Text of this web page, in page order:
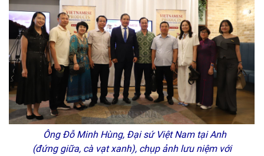
Ông Đỗ Minh Hùng, Đại sứ Việt Nam tại Anh
(đứng giữa, cà vạt xanh), chụp ảnh lưu niệm với